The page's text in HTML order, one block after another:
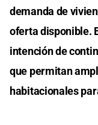
demanda de
oferta disponible.
intención de
que permitan
habitacionales